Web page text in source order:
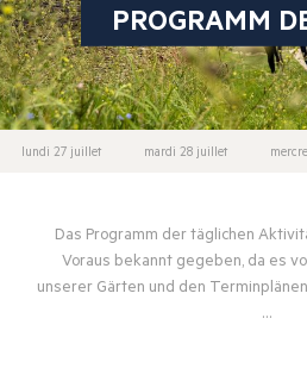
PROGRAMM
lundi 27 juillet mardi 28 juillet
Das Programm der täglichen
Voraus bekannt gegeben, da es
unserer Gärten und den
…